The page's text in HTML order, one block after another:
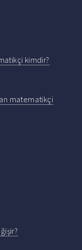
kimdir?
matematikçi